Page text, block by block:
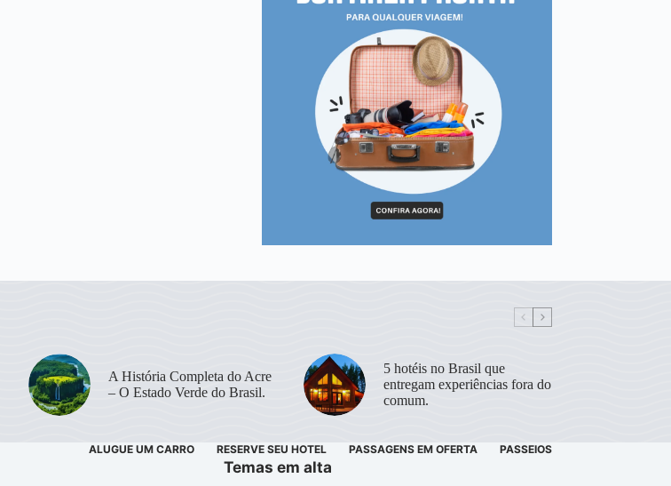
A História Completa do Acre
– O Estado Verde do Brasil.
5 hotéis no Brasil que
entregam experiências fora do
comum.
ALUGUE UM CARRO RESERVE SEU HOTEL PASSAGENS EM OFERTA PASSEIOS
Temas em alta